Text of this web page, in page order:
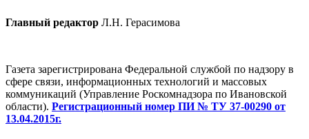
Главный редактор Л.Н. Герасимова
Газета зарегистрирована Федеральной службой по надзору в
сфере связи, информационных технологий и массовых
коммуникаций (Управление Роскомнадзора по Ивановской
области). Регистрационный номер ПИ № ТУ 37-00290 от
13.04.2015г.